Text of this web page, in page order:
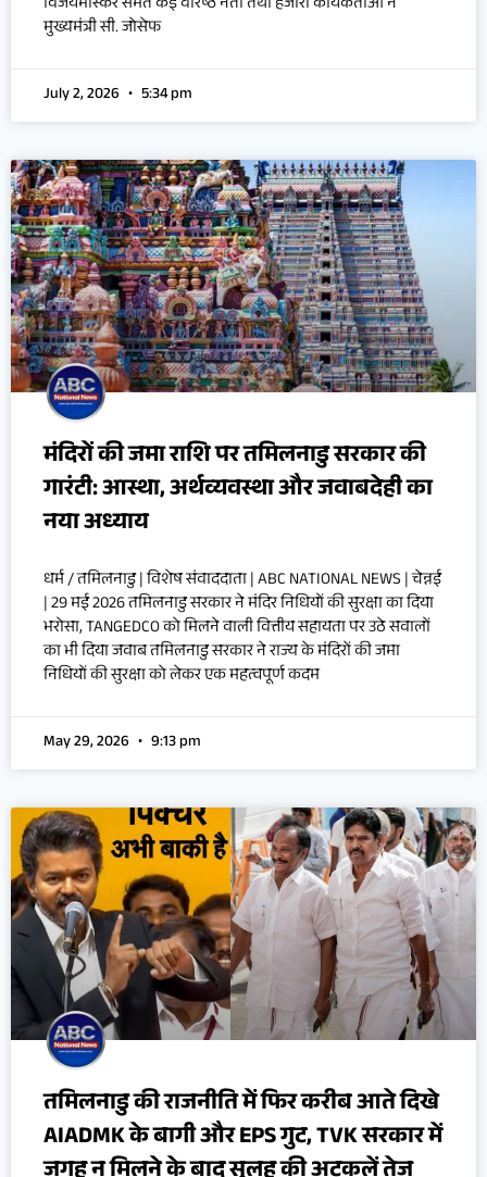
मुख्यमंत्री सी. जोसेफ
July 2, 2026 5:34 pm
मंदिरों की जमा राशि पर तमिलनाडु सरकार की
गारंटी: आस्था, अर्थव्यवस्था और जवाबदेही का
नया अध्याय
धर्म / तमिलनाडु | विशेष संवाददाता | ABC NATIONAL NEWS | चेन्नई
| 29 मई 2026 तमिलनाडु सरकार ने मंदिर निधियों की सुरक्षा का दिया
भरोसा, TANGEDCO को मिलने वाली वित्तीय सहायता पर उठे सवालों
का भी दिया जवाब तमिलनाडु सरकार ने राज्य के मंदिरों की जमा
निधियों की सुरक्षा को लेकर एक महत्वपूर्ण कदम
May 29, 2026 9:13 pm
तमिलनाडु की राजनीति में फिर करीब आते दिखे
AIADMK के बागी और EPS गुट, TVK सरकार में